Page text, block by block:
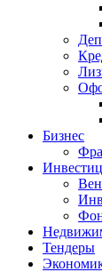
Бизнес
Тендеры